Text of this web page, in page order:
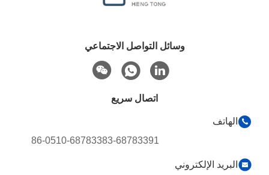
وسائل التواصل الاجتماعي
اتصال سريع
الهاتف
86-0510-68783383-68783391
البريد الإلكتروني